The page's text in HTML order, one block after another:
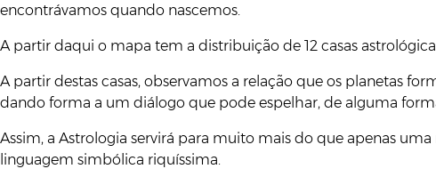
encontrávamos quando nascemos.
A partir daqui o mapa tem a distribuição de 12 casas
A partir destas casas, observamos a relação que os planetas
dando forma a um diálogo que pode espelhar, de alguma
Assim, a Astrologia servirá para muito mais do que apenas
linguagem simbólica riquíssima.